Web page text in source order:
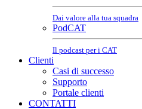
Dai valore alla tua squadra
PodCAT
Il podcast per i CAT
Clienti
Casi di successo
Supporto
Portale clienti
CONTATTI